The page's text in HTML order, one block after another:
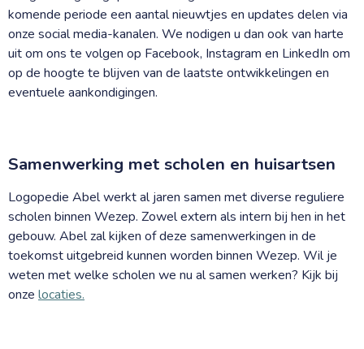
komende periode een aantal nieuwtjes en updates delen via
onze social media-kanalen. We nodigen u dan ook van harte
uit om ons te volgen op Facebook, Instagram en LinkedIn om
op de hoogte te blijven van de laatste ontwikkelingen en
eventuele aankondigingen.
Samenwerking met scholen en huisartsen
Logopedie Abel werkt al jaren samen met diverse reguliere
scholen binnen Wezep. Zowel extern als intern bij hen in het
gebouw. Abel zal kijken of deze samenwerkingen in de
toekomst uitgebreid kunnen worden binnen Wezep. Wil je
weten met welke scholen we nu al samen werken? Kijk bij
onze locaties.